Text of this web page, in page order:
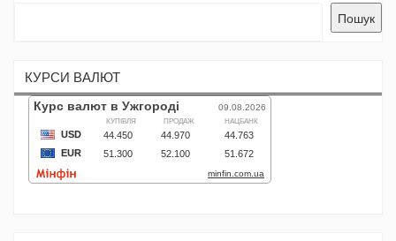
Пошук
КУРСИ ВАЛЮТ